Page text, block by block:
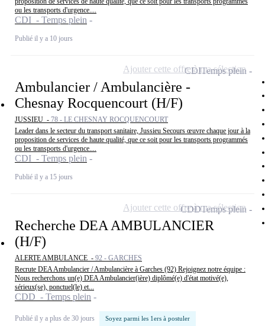
ou les transports d'urgence....
CDI - Temps plein
Publié il y a 10 jours
Ambulancier / Ambulancière -
Chesnay Rocquencourt (H/F)
JUSSIEU - 78 - LE CHESNAY ROCQUENCOURT
Leader dans le secteur du transport sanitaire, Jussieu Secours œuvre chaque jour à la
proposition de services de haute qualité, que ce soit pour les transports programmés
ou les transports d'urgence....
CDI - Temps plein
Publié il y a 15 jours
CDITemps plein
Ajouter cette offre à ma sélection
Recherche DEA AMBULANCIER
(H/F)
ALERTE AMBULANCE - 92 - GARCHES
Recrute DEA Ambulancier / Ambulancière à Garches (92) Rejoignez notre équipe :
Nous recherchons un(e) DEA Ambulancier(ière) diplômé(e) d'état motivé(e),
sérieux(se), ponctuel(le) et...
CDD - Temps plein
Publié il y a plus de 30 jours Soyez parmi les 1ers à postuler
CDDTemps plein
Ajouter cette offre à ma sélection